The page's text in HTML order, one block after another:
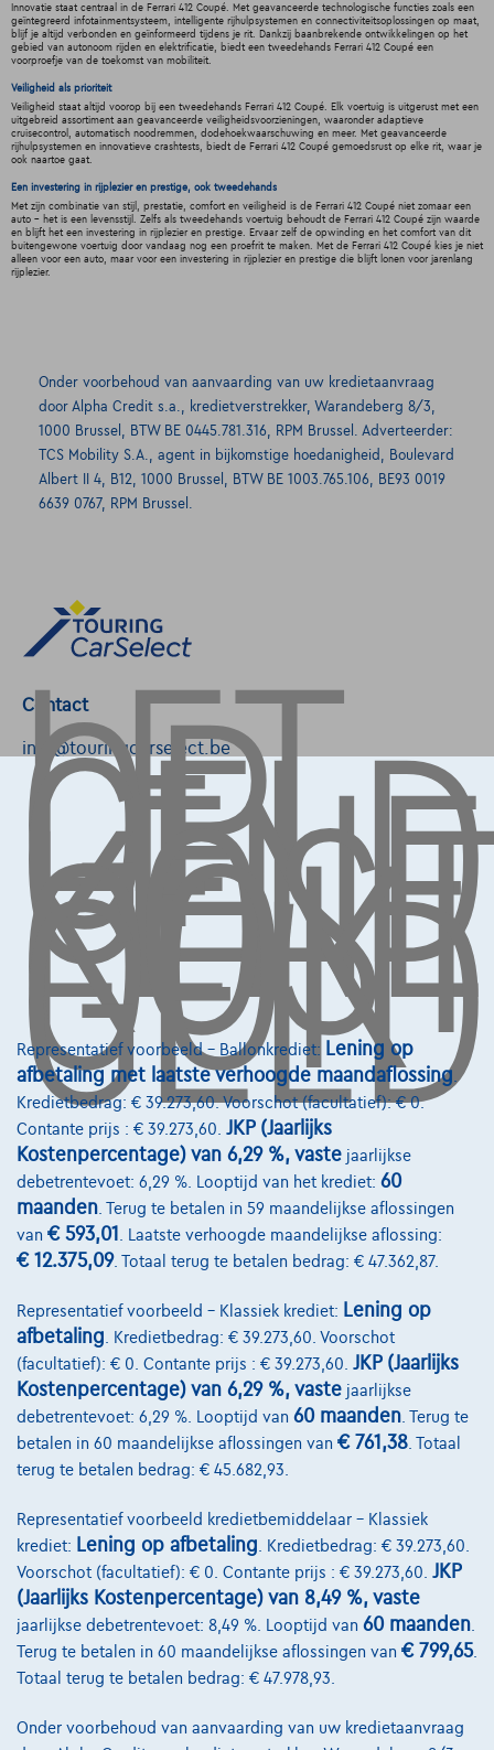
Innovatie staat centraal in de Ferrari 412 Coupé. Met geavanceerde technologische functies zoals een
geïntegreerd infotainmentsysteem, intelligente rijhulpsystemen en connectiviteitsoplossingen op maat,
blijf je altijd verbonden en geïnformeerd tijdens je rit. Dankzij baanbrekende ontwikkelingen op het
gebied van autonoom rijden en elektrificatie, biedt een tweedehands Ferrari 412 Coupé een
voorproefje van de toekomst van mobiliteit.
Veiligheid als prioriteit
Veiligheid staat altijd voorop bij een tweedehands Ferrari 412 Coupé. Elk voertuig is uitgerust met een
uitgebreid assortiment aan geavanceerde veiligheidsvoorzieningen, waaronder adaptieve
cruisecontrol, automatisch noodremmen, dodehoekwaarschuwing en meer. Met geavanceerde
rijhulpsystemen en innovatieve crashtests, biedt de Ferrari 412 Coupé gemoedsrust op elke rit, waar je
ook naartoe gaat.
Een investering in rijplezier en prestige, ook tweedehands
Met zijn combinatie van stijl, prestatie, comfort en veiligheid is de Ferrari 412 Coupé niet zomaar een
auto - het is een levensstijl. Zelfs als tweedehands voertuig behoudt de Ferrari 412 Coupé zijn waarde
en blijft het een investering in rijplezier en prestige. Ervaar zelf de opwinding en het comfort van dit
buitengewone voertuig door vandaag nog een proefrit te maken. Met de Ferrari 412 Coupé kies je niet
alleen voor een auto, maar voor een investering in rijplezier en prestige die blijft lonen voor jarenlang
rijplezier.
Onder voorbehoud van aanvaarding van uw kredietaanvraag
door Alpha Credit s.a., kredietverstrekker, Warandeberg 8/3,
1000 Brussel, BTW BE 0445.781.316, RPM Brussel. Adverteerder:
TCS Mobility S.A., agent in bijkomstige hoedanigheid, Boulevard
Albert II 4, B12, 1000 Brussel, BTW BE 1003.765.106, BE93 0019
6639 0767, RPM Brussel.
LET
OP,
GELD
KOST
OOK
Representatief voorbeeld – Ballonkrediet: Lening op
afbetaling met laatste verhoogde maandaflossing.
Kredietbedrag: € 39.273,60. Voorschot (facultatief): € 0.
Contante prijs : € 39.273,60. JKP (Jaarlijks
Kostenpercentage) van 6,29 %, vaste jaarlijkse
debetrentevoet: 6,29 %. Looptijd van het krediet: 60
maanden. Terug te betalen in 59 maandelijkse aflossingen
van € 593,01 . Laatste verhoogde maandelijkse aflossing:
€ 12.375,09. Totaal terug te betalen bedrag: € 47.362,87.
Representatief voorbeeld – Klassiek krediet: Lening op
afbetaling . Kredietbedrag: € 39.273,60. Voorschot
(facultatief): € 0. Contante prijs : € 39.273,60. JKP (Jaarlijks
Kostenpercentage) van 6,29 %, vaste jaarlijkse
debetrentevoet: 6,29 %. Looptijd van 60 maanden . Terug te
betalen in 60 maandelijkse aflossingen van € 761,38 . Totaal
terug te betalen bedrag: € 45.682,93.
Representatief voorbeeld kredietbemiddelaar – Klassiek
krediet: Lening op afbetaling . Kredietbedrag: € 39.273,60.
Voorschot (facultatief): € 0. Contante prijs : € 39.273,60. JKP
(Jaarlijks Kostenpercentage) van 8,49 %, vaste
jaarlijkse debetrentevoet: 8,49 %. Looptijd van 60 maanden
Terug te betalen in 60 maandelijkse aflossingen van € 799,65.
Totaal terug te betalen bedrag: € 47.978,93.
Onder voorbehoud van aanvaarding van uw kredietaanvraag
Contact
info@touringcarselect.be
Koning Albert II-laan 4, B12
1000 Brussel
Diensten & Oplossingen
Pechverhelping verzekering
Financiering
Autoverzekering
Lease en persoonlijke lease
Over Ons
Word klant
Wie zijn we
Onze dealers
Onze partners
Onze team
Contact
@2024 TCS Mobility SA/NV Copyright
Algemene Voorwaarden
Bijstandsvoorwaarden